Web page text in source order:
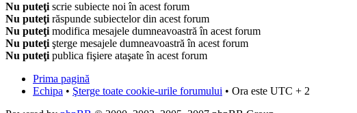
Nu puteţiscrie subiecte noi în acest forum
Nu puteţirăspunde subiectelor din acest forum
Nu puteţimodifica mesajele dumneavoastră în acest forum
Nu puteţişterge mesajele dumneavoastră în acest forum
Nu puteţipublica fişiere ataşate în acest forum
Prima pagină
Echipa • Şterge toate cookie-urile forumului • Ora este UTC + 2